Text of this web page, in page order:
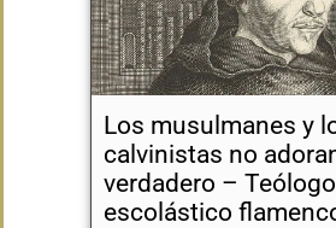
Los musulmanes y
calvinistas no
verdadero – Teólogo
escolástico